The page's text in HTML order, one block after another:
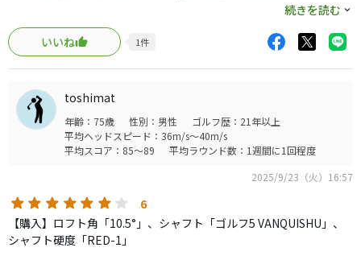
今回のRS SpeedはLSの後継ですが、飛距離と打感が気に入
って購入しました。
シャフトは純正のSRとマミヤのウルトラブラック4SR、そ
してゴルフ5オリジナルのVANQUISH Red-1を調子に合わせ
て使い分けてます。
気持ち良く振れて曲がらない、良いドライバーです。
続きを読む
いいね
1件
toshimat
年齢：75歳 性別：男性
ゴルフ歴：21年以上
平均ヘッドスピード：36m/s～40m/s
平均スコア：85～89
平均ラウンド数：1週間に1回程度
2025/9/23（火）16:57
6
【購入】ロフト角「10.5°」、シャフト「ゴルフ5 VANQUISHU」、
シャフト硬度「RED-1」